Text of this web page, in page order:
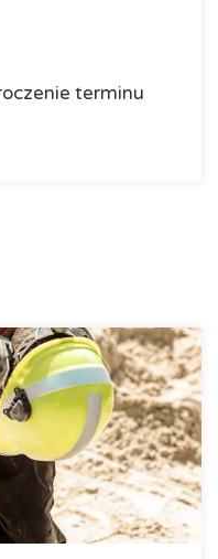
terminu